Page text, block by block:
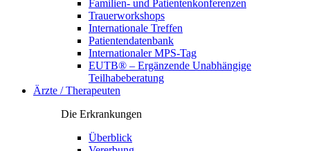
Familien- und Patientenkonferenzen
Trauerworkshops
Internationale Treffen
Patientendatenbank
Internationaler MPS-Tag
EUTB® – Ergänzende Unabhängige
Teilhabeberatung
Ärzte / Therapeuten
Die Erkrankungen
Überblick